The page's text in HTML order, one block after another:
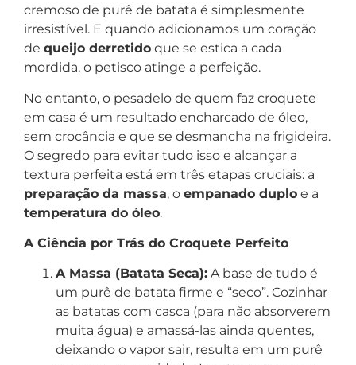
cremoso de purê de batata é simplesmente
irresistível. E quando adicionamos um coração
de queijo derretido que se estica a cada
mordida, o petisco atinge a perfeição.
No entanto, o pesadelo de quem faz croquete
em casa é um resultado encharcado de óleo,
sem crocância e que se desmancha na frigideira.
O segredo para evitar tudo isso e alcançar a
textura perfeita está em três etapas cruciais: a
preparação da massa, o empanado duplo e a
temperatura do óleo.
A Ciência por Trás do Croquete Perfeito
A Massa (Batata Seca): A base de tudo é
um purê de batata firme e “seco”. Cozinhar
as batatas com casca (para não absorverem
muita água) e amassá-las ainda quentes,
deixando o vapor sair, resulta em um purê